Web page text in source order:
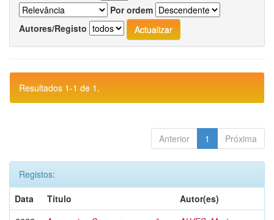
Por ordem
Autores/Registo
Resultados 1-1 de 1.
Anterior 1 Próxima
Registos:
Data
Título
Autor(es)